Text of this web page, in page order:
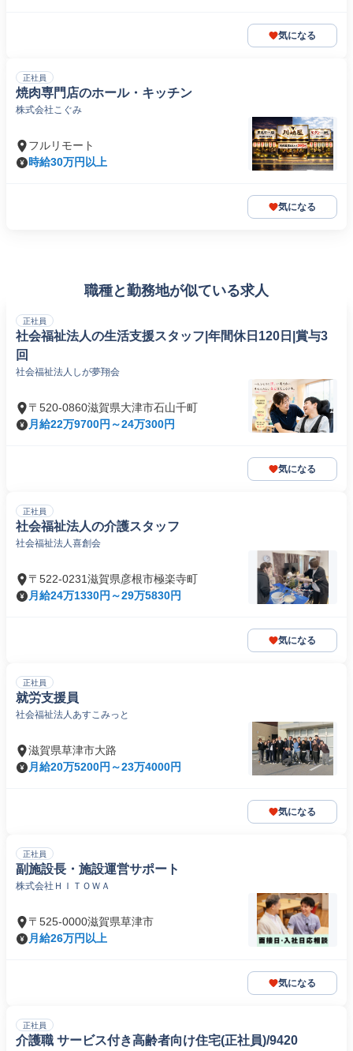
気になる
正社員
焼肉専門店のホール・キッチン
株式会社こぐみ
フルリモート
時給30万円以上
気になる
職種と勤務地が似ている求人
正社員
社会福祉法人の生活支援スタッフ|年間休日120日|賞与3
回
社会福祉法人しが夢翔会
〒520-0860滋賀県大津市石山千町
月給22万9700円～24万300円
気になる
正社員
社会福祉法人の介護スタッフ
社会福祉法人喜創会
〒522-0231滋賀県彦根市極楽寺町
月給24万1330円～29万5830円
気になる
正社員
就労支援員
社会福祉法人あすこみっと
滋賀県草津市大路
月給20万5200円～23万4000円
気になる
正社員
副施設長・施設運営サポート
株式会社ＨＩＴＯＷＡ
〒525-0000滋賀県草津市
月給26万円以上
気になる
正社員
介護職 サービス付き高齢者向け住宅(正社員)/9420